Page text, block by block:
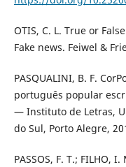
OTIS, C. L. True or
Fake news. Feiwel &
PASQUALINI, B. F.
português popular
— Instituto de Letras,
do Sul, Porto Alegre,
PASSOS, F. T.; FILHO,